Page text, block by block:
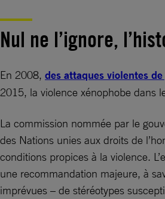
Nul ne l’ignore,
En 2008, des attaques violentes
2015, la violence xénophobe dans
La commission nommée par le
des Nations unies aux droits de
conditions propices à la violence.
une recommandation majeure, à
imprévues – de stéréotypes